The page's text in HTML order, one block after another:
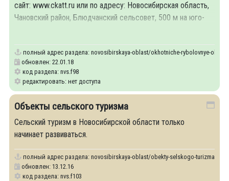
сайт: www.ckatt.ru или по адресу: Новосибирская область,
Чановский район, Блюдчанский сельсовет, 500 м на юго-
полный адрес раздела: novosibirskaya-oblast/okhotniche-rybolovnye-obekty
обновлен: 22.01.18
код раздела: nvs.f98
редактировать: нет доступа
Объекты сельского туризма
Сельский туризм в Новосибирской области только
начинает развиваться.
полный адрес раздела: novosibirskaya-oblast/obekty-selskogo-turizma
обновлен: 13.12.16
код раздела: nvs.f103